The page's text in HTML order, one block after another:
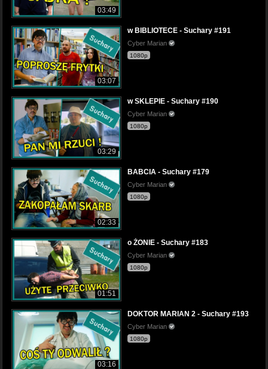
03:49
03:07
w BIBLIOTECE - Suchary #191
Cyber Marian
1080p
03:29
w SKLEPIE - Suchary #190
Cyber Marian
1080p
02:33
BABCIA - Suchary #179
Cyber Marian
1080p
01:51
o ŻONIE - Suchary #183
Cyber Marian
1080p
03:16
DOKTOR MARIAN 2 - Suchary #193
Cyber Marian
1080p